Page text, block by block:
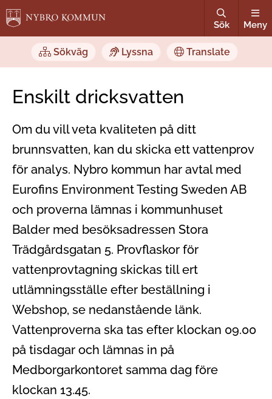
Sök Meny
Sökväg Lyssna Translate
Enskilt dricksvatten
Om du vill veta kvaliteten på ditt
brunnsvatten, kan du skicka ett vattenprov
för analys. Nybro kommun har avtal med
Eurofins Environment Testing Sweden AB
och proverna lämnas i kommunhuset
Balder med besöksadressen Stora
Trädgårdsgatan 5. Provflaskor för
vattenprovtagning skickas till ert
utlämningsställe efter beställning i
Webshop, se nedanstående länk.
Vattenproverna ska tas efter klockan 09.00
på tisdagar och lämnas in på
Medborgarkontoret samma dag före
klockan 13.45.